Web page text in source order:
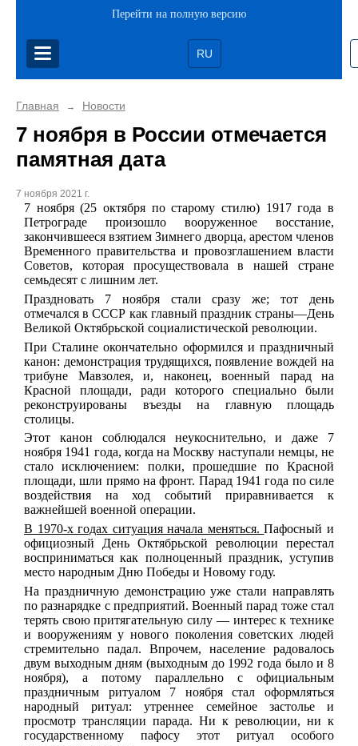
Перейти на полную версию
RU
Главная → Новости
7 ноября в России отмечается
памятная дата
7 ноября 2021 г.
7 ноября(25 октября по старому стилю) 1917 года в
Петрограде произошло вооруженное восстание,
закончившееся взятием Зимнего дворца, арестом членов
Временного правительства и провозглашением власти
Советов, которая просуществовала в нашей стране
семьдесят с лишним лет.
Праздновать 7 ноября стали сразу же;тот день
отмечался в СССР как главный праздник страны—День
Великой Октябрьской социалистической революции.
При Сталине окончательно оформился и праздничный
канон: демонстрация трудящихся, появление вождей на
трибуне Мавзолея, и, наконец, военный парад на
Красной площади, ради которого специально были
реконструированы въезды на главную площадь
столицы.
Этот канон соблюдался неукоснительно, и даже 7
ноября 1941 года, когда на Москву наступали немцы, не
стало исключением: полки, прошедшие по Красной
площади, шли прямо на фронт. Парад 1941 года по силе
воздействия на ход событий приравнивается к
важнейшей военной операции.
В 1970-х годах ситуация начала меняться.Пафосный и
официозный День Октябрьской революции перестал
восприниматься как полноценный праздник, уступив
место народным Дню Победы и Новому году.
На праздничную демонстрацию уже стали направлять
по разнарядке с предприятий. Военный парад тоже стал
терять свою притягательную силу — интерес к технике
и вооружениям у нового поколения советских людей
стремительно падал. Впрочем, население радовалось
двум выходным дням (выходным до 1992 года было и 8
ноября), а потому параллельно с официальным
праздничным ритуалом 7 ноября стал оформляться
народный ритуал: утреннее семейное застолье и
просмотр трансляции парада. Ни к революции, ни к
государственному пафосу этот ритуал особого